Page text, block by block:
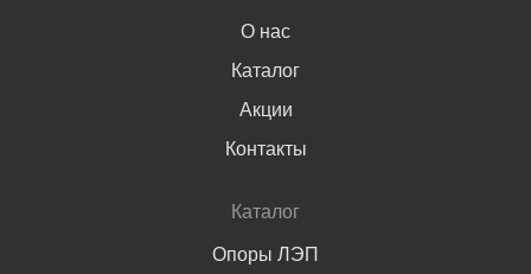
О нас
Каталог
Акции
Контакты
Каталог
Опоры ЛЭП